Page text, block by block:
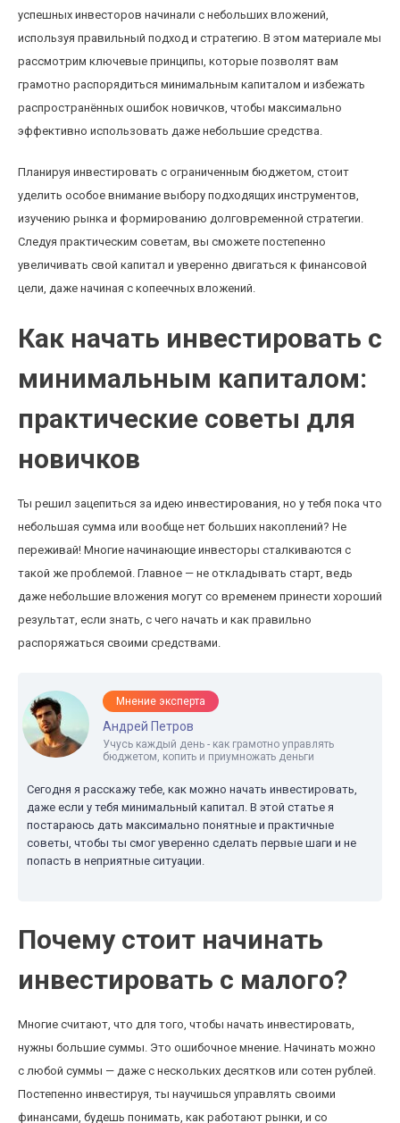
успешных инвесторов начинали с небольших вложений,
используя правильный подход и стратегию. В этом материале мы
рассмотрим ключевые принципы, которые позволят вам
грамотно распорядиться минимальным капиталом и избежать
распространённых ошибок новичков, чтобы максимально
эффективно использовать даже небольшие средства.
Планируя инвестировать с ограниченным бюджетом, стоит
уделить особое внимание выбору подходящих инструментов,
изучению рынка и формированию долговременной стратегии.
Следуя практическим советам, вы сможете постепенно
увеличивать свой капитал и уверенно двигаться к финансовой
цели, даже начиная с копеечных вложений.
Как начать инвестировать с
минимальным капиталом:
практические советы для
новичков
Ты решил зацепиться за идею инвестирования, но у тебя пока что
небольшая сумма или вообще нет больших накоплений? Не
переживай! Многие начинающие инвесторы сталкиваются с
такой же проблемой. Главное — не откладывать старт, ведь
даже небольшие вложения могут со временем принести хороший
результат, если знать, с чего начать и как правильно
распоряжаться своими средствами.
Мнение эксперта
Андрей Петров
Учусь каждый день - как грамотно управлять
бюджетом, копить и приумножать деньги
Сегодня я расскажу тебе, как можно начать инвестировать,
даже если у тебя минимальный капитал. В этой статье я
постараюсь дать максимально понятные и практичные
советы, чтобы ты смог уверенно сделать первые шаги и не
попасть в неприятные ситуации.
Почему стоит начинать
инвестировать с малого?
Многие считают, что для того, чтобы начать инвестировать,
нужны большие суммы. Это ошибочное мнение. Начинать можно
с любой суммы — даже с нескольких десятков или сотен рублей.
Постепенно инвестируя, ты научишься управлять своими
финансами, будешь понимать, как работают рынки, и со